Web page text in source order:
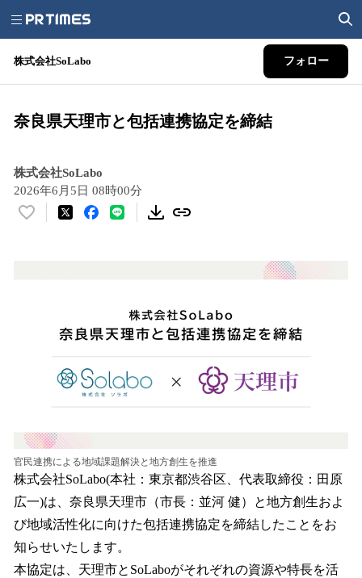
株式会社SoLabo フォロー
奈良県天理市と包括連携協定を締結
株式会社SoLabo
2026年6月5日 08時00分
い
官民連携による地域課題解決と地方創生を推進
株式会社SoLabo(本社：東京都渋谷区、代表取締役：田原
広一)は、奈良県天理市（市長：並河 健）と地方創生およ
び地域活性化に向けた包括連携協定を締結したことをお
知らせいたします。
本協定は、天理市とSoLaboがそれぞれの資源や特長を活